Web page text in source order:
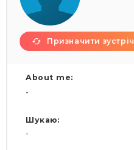
Призначити зустріч
About me:
-
Шукаю:
-